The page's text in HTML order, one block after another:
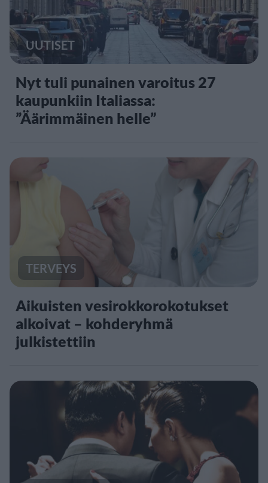
UUTISET
Nyt tuli punainen varoitus 27
kaupunkiin Italiassa:
”Äärimmäinen helle”
TERVEYS
Aikuisten vesirokkorokotukset
alkoivat – kohderyhmä
julkistettiin